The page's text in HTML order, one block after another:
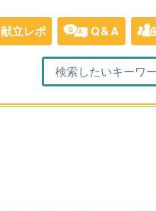
献立レポ Q&A